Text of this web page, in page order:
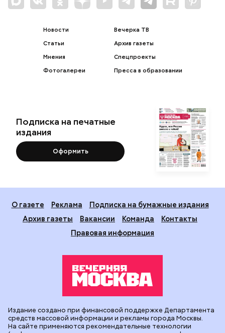
Новости
Статьи
Мнения
Фотогалереи
Вечерка ТВ
Архив газеты
Спецпроекты
Пресса в образовании
Подписка на печатные
издания
Оформить
О газете Реклама
Подписка на бумажные издания
Архив газеты
Вакансии Команда
Контакты
Правовая информация
Издание создано при финансовой поддержке Департамента
средств массовой информации и рекламы города Москвы.
На сайте применяются рекомендательные технологии